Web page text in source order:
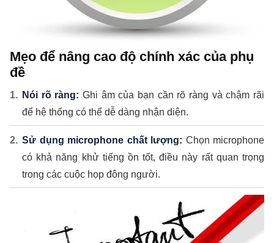
Mẹo để nâng cao độ chính xác của phụ
đề
Nói rõ ràng: Ghi âm của bạn cần rõ ràng và chậm rãi
để hệ thống có thể dễ dàng nhận diện.
Sử dụng microphone chất lượng: Chọn microphone
có khả năng khử tiếng ồn tốt, điều này rất quan trọng
trong các cuộc họp đông người.